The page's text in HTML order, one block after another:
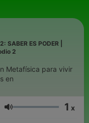
SABER ES PODER |
2
Metafísica para vivir
en
Volumen 1 x